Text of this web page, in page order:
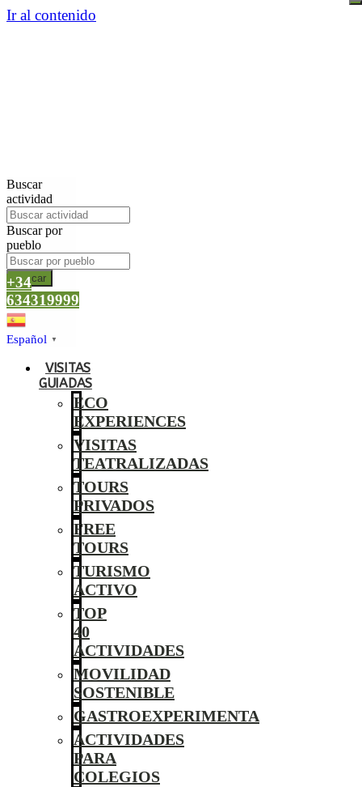
Ir al contenido
Buscar
actividad
Buscar por
pueblo
Buscar
+34
634319999
Español ▼
VISITAS
GUIADAS
ECO
EXPERIENCES
VISITAS
TEATRALIZADAS
TOURS
PRIVADOS
FREE
TOURS
TURISMO
ACTIVO
TOP
40
ACTIVIDADES
MOVILIDAD
SOSTENIBLE
GASTROEXPERIMENTA
ACTIVIDADES
PARA
COLEGIOS